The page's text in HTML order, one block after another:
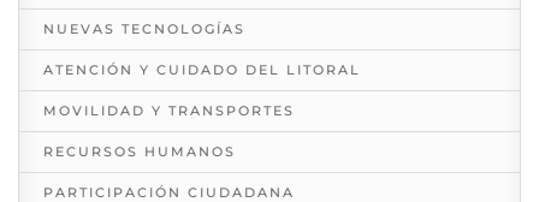
NUEVAS TECNOLOGÍAS
ATENCIÓN Y CUIDADO DEL LITORAL
MOVILIDAD Y TRANSPORTES
RECURSOS HUMANOS
PARTICIPACIÓN CIUDADANA